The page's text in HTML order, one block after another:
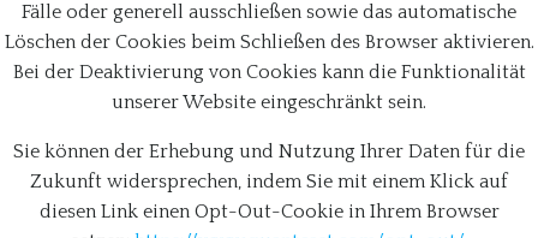
Fälle oder generell ausschließen sowie das automatische
Löschen der Cookies beim Schließen des Browser aktivieren.
Bei der Deaktivierung von Cookies kann die Funktionalität
unserer Website eingeschränkt sein.
Sie können der Erhebung und Nutzung Ihrer Daten für die
Zukunft widersprechen, indem Sie mit einem Klick auf
diesen Link einen Opt-Out-Cookie in Ihrem Browser